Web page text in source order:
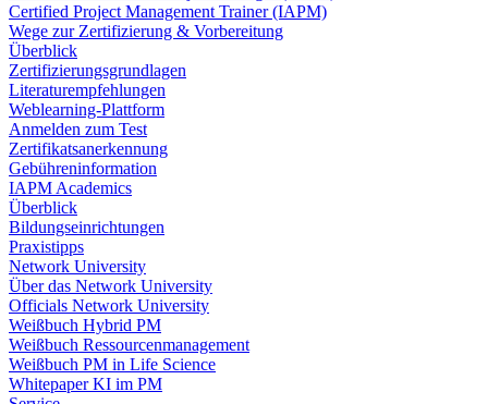
Certified Project Management Trainer (IAPM)
Wege zur Zertifizierung & Vorbereitung
Überblick
Zertifizierungsgrundlagen
Literaturempfehlungen
Weblearning-Plattform
Anmelden zum Test
Zertifikatsanerkennung
Gebühreninformation
IAPM Academics
Überblick
Bildungseinrichtungen
Praxistipps
Network University
Über das Network University
Officials Network University
Weißbuch Hybrid PM
Weißbuch Ressourcenmanagement
Weißbuch PM in Life Science
Whitepaper KI im PM